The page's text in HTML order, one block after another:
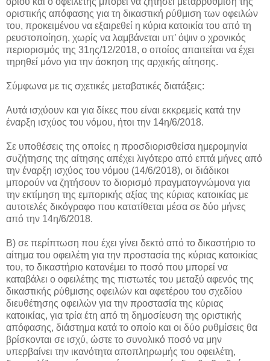
οριστικής απόφασης για τη δικαστική ρύθμιση των οφειλών
του, προκειμένου να εξαιρεθεί η κύρια κατοικία του από τη
ρευστοποίηση, χωρίς να λαμβάνεται υπ’ όψιν ο χρονικός
περιορισμός της 31ης/12/2018, ο οποίος απαιτείται να έχει
τηρηθεί μόνο για την άσκηση της αρχικής αίτησης.
Σύμφωνα με τις σχετικές μεταβατικές διατάξεις:
Αυτά ισχύουν και για δίκες που είναι εκκρεμείς κατά την
έναρξη ισχύος του νόμου, ήτοι την 14η/6/2018.
Σε υποθέσεις της οποίες η προσδιορισθείσα ημερομηνία
συζήτησης της αίτησης απέχει λιγότερο από επτά μήνες από
την έναρξη ισχύος του νόμου (14/6/2018), οι διάδικοι
μπορούν να ζητήσουν το διορισμό πραγματογνώμονα για
την εκτίμηση της εμπορικής αξίας της κύριας κατοικίας με
αυτοτελές δικόγραφο που κατατίθεται μέσα σε δύο μήνες
από την 14η/6/2018.
Β) σε περίπτωση που έχει γίνει δεκτό από το δικαστήριο το
αίτημα του οφειλέτη για την προστασία της κύριας κατοικίας
του, το δικαστήριο κατανέμει το ποσό που μπορεί να
καταβάλει ο οφειλέτης της πιστωτές του μεταξύ αφενός της
δικαστικής ρύθμισης οφειλών και αφετέρου του σχεδίου
διευθέτησης οφειλών για την προστασία της κύριας
κατοικίας, για τρία έτη από τη δημοσίευση της οριστικής
απόφασης, διάστημα κατά το οποίο και οι δύο ρυθμίσεις θα
βρίσκονται σε ισχύ, ώστε το συνολικό ποσό να μην
υπερβαίνει την ικανότητα αποπληρωμής του οφειλέτη,